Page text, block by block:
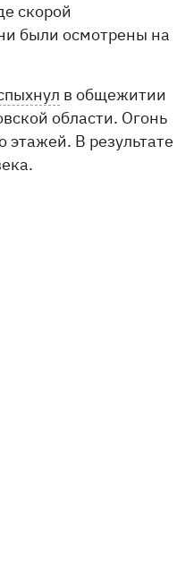
скорой
были осмотрены на
в общежитии
области. Огонь
этажей. В результате